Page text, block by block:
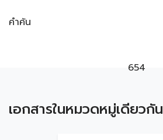
คำค้น
654
เอกสารในหมวดหมู่เดียวกัน